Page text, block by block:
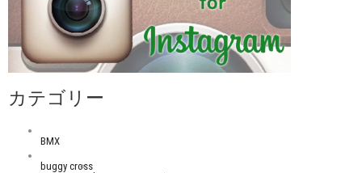
カテゴリー
BMX
buggy cross